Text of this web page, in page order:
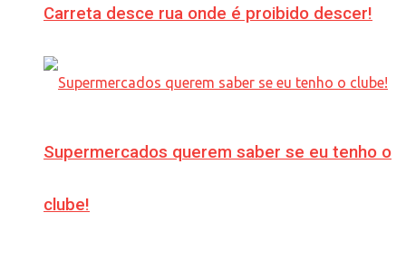
Carreta desce rua onde é proibido descer!
Supermercados querem saber se eu tenho o
clube!